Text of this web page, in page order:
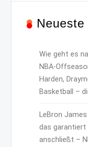
Wie geht es
NBA-
Harden,
Basketball –
LeBron
das garantiert
anschließt –